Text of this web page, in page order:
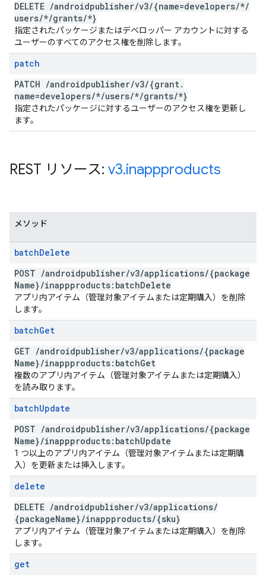
DELETE /androidpublisher/v3/{name=developers/*/
users/*/grants/*}
指定されたパッケージまたはデベロッパー アカウントに対する
ユーザーのすべてのアクセス権を削除します。
patch
PATCH /androidpublisher/v3/{grant.
name=developers/*/users/*/grants/*}
指定されたパッケージに対するユーザーのアクセス権を更新し
ます。
REST リソース: v3.inappproducts
メソッド
batchDelete
POST /androidpublisher/v3/applications/{package
Name}/inappproducts:batchDelete
アプリ内アイテム（管理対象アイテムまたは定期購入）を削除
します。
batchGet
GET /androidpublisher/v3/applications/{package
Name}/inappproducts:batchGet
複数のアプリ内アイテム（管理対象アイテムまたは定期購入）
を読み取ります。
batchUpdate
POST /androidpublisher/v3/applications/{package
Name}/inappproducts:batchUpdate
1 つ以上のアプリ内アイテム（管理対象アイテムまたは定期購
入）を更新または挿入します。
delete
DELETE /androidpublisher/v3/applications/
{packageName}/inappproducts/{sku}
アプリ内アイテム（管理対象アイテムまたは定期購入）を削除
します。
get